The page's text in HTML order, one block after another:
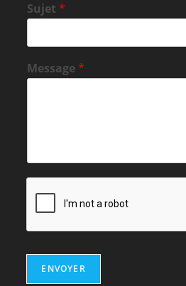
Sujet*
Message*
ENVOYER